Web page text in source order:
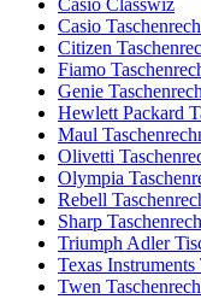
Casio Classwiz
Casio
Citizen
Fiamo
Genie
Hewlett Packard
Maul
Olivetti
Olympia
Rebell
Sharp
Triumph Adler
Texas Instruments
Twen